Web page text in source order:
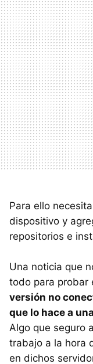
Para ello
dispositivo y
repositorios e
Una noticia que
todo para probar
versión no
que lo hace a
Algo que seguro
trabajo a la hora
en dichos